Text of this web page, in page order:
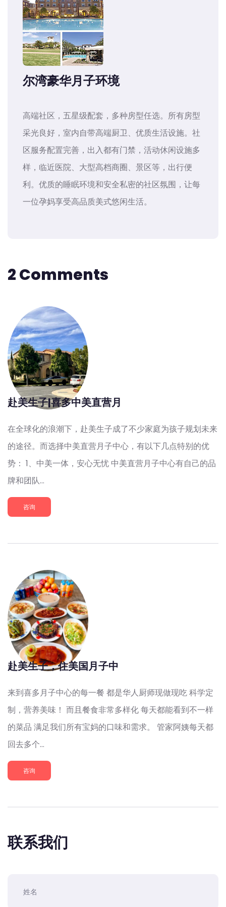
尔湾豪华月子环境
高端社区，五星级配套，多种房型任选。所有房型
采光良好，室内自带高端厨卫、优质生活设施。社
区服务配置完善，出入都有门禁，活动休闲设施多
样，临近医院、大型高档商圈、景区等，出行便
利。优质的睡眠环境和安全私密的社区氛围，让每
一位孕妈享受高品质美式悠闲生活。
2 Comments
赴美生子|喜多中美直营月
在全球化的浪潮下，赴美生子成了不少家庭为孩子规划未来
的途径。而选择中美直营月子中心，有以下几点特别的优
势： 1、中美一体，安心无忧 中美直营月子中心有自己的品
牌和团队...
咨询
赴美生子，住美国月子中
来到喜多月子中心的每一餐 都是华人厨师现做现吃 科学定
制，营养美味！ 而且餐食非常多样化 每天都能看到不一样
的菜品 满足我们所有宝妈的口味和需求。 管家阿姨每天都
回去多个...
咨询
联系我们